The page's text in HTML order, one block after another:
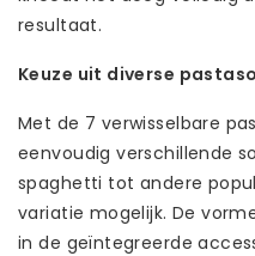
resultaat.
Keuze uit diverse
Met de 7 verwisselbare
eenvoudig verschillende
spaghetti tot andere
variatie mogelijk. De
in de geïntegreerde